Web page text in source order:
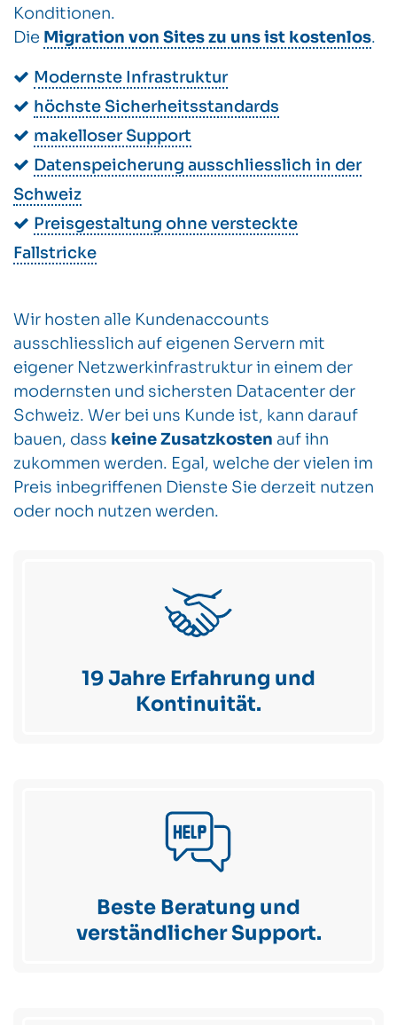
Konditionen.
Die Migration von Sites zu uns ist kostenlos.
Modernste Infrastruktur
höchste Sicherheitsstandards
makelloser Support
Datenspeicherung ausschliesslich in der
Schweiz
Preisgestaltung ohne versteckte
Fallstricke
Wir hosten alle Kundenaccounts
ausschliesslich auf eigenen Servern mit
eigener Netzwerkinfrastruktur in einem der
modernsten und sichersten Datacenter der
Schweiz. Wer bei uns Kunde ist, kann darauf
bauen, dass keine Zusatzkosten auf ihn
zukommen werden. Egal, welche der vielen im
Preis inbegriffenen Dienste Sie derzeit nutzen
oder noch nutzen werden.
19 Jahre Erfahrung und
Kontinuität.
Beste Beratung und
verständlicher Support.